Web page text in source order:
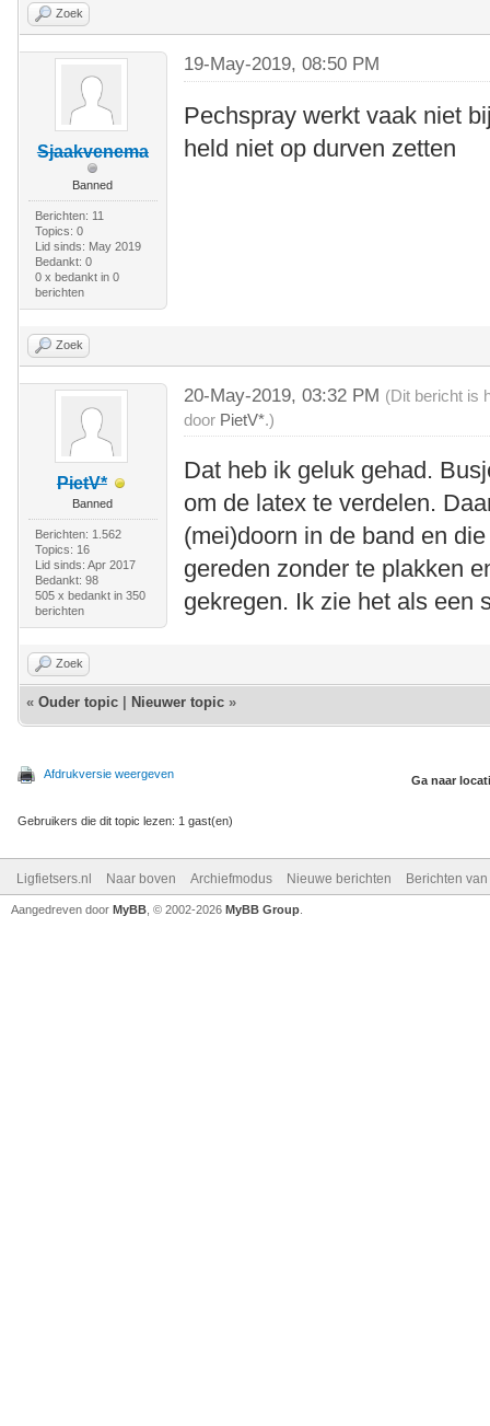
Zoek
Sjaakvenema
Banned
Berichten: 11
Topics: 0
Lid sinds: May 2019
Bedankt: 0
0 x bedankt in 0
berichten
19-May-2019, 08:50 PM
Pechspray werkt vaak niet
held niet op durven zetten
Zoek
PietV*
Banned
Berichten: 1.562
Topics: 16
Lid sinds: Apr 2017
Bedankt: 98
505 x bedankt in 350
berichten
20-May-2019, 03:32 PM (Dit bericht is
door PietV*.)
Dat heb ik geluk gehad.
om de latex te verdelen.
(mei)doorn in de band en
gereden zonder te plakken
gekregen. Ik zie het als een
Zoek
« Ouder topic Nieuwer topic »
Afdrukversie weergeven Ga naar
Gebruikers die dit topic lezen: 1 gast(en)
Ligfietsers.nl Naar boven Archiefmodus Nieuwe berichten Berichten
Aangedreven door MyBB , © 2002-2026 MyBB Group